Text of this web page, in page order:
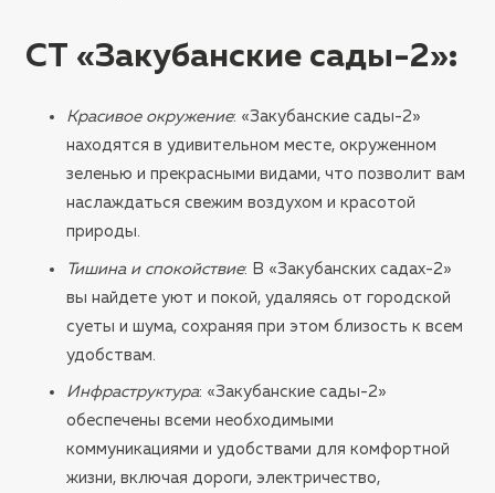
СТ «Закубанские сады-2»:
Красивое окружение: «Закубанские сады-2»
находятся в удивительном месте, окруженном
зеленью и прекрасными видами, что позволит вам
наслаждаться свежим воздухом и красотой
природы.
Тишина и спокойствие: В «Закубанских садах-2»
вы найдете уют и покой, удаляясь от городской
суеты и шума, сохраняя при этом близость к всем
удобствам.
Инфраструктура: «Закубанские сады-2»
обеспечены всеми необходимыми
коммуникациями и удобствами для комфортной
жизни, включая дороги, электричество,